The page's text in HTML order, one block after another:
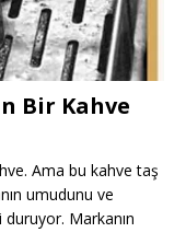
Bir Kahve
Ama bu kahve taş
umudunu ve
duruyor. Markanın